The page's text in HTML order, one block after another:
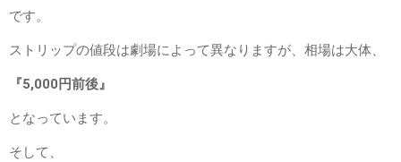
です。
ストリップの値段は劇場によって異なりますが、相場は大体、
『5,000円前後』
となっています。
そして、